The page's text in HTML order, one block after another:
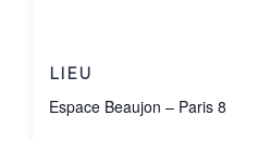
LIEU
Espace Beaujon – Paris 8